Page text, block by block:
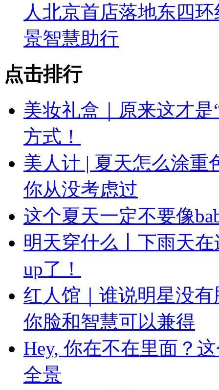
人北京首店落地东四
景智慧助行
点击排行
美妆礼盒｜原来这才
方式！
美人计 | 夏天怎么涂重
你从没考虑过
这个夏天一定不要像
明天穿什么丨下雨天
up了！
红人馆｜谁说明星没
你脸和智慧可以兼得
Hey, 你在不在里面？
全景